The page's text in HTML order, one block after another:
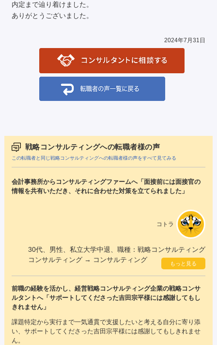
内定まで辿り着けました。
ありがとうございました。
2024年7月31日
戦略コンサルティングへの転職者様の声
この転職者と同じ戦略コンサルティングへの転職者様の声をすべて見てみる
会計事務所からコンサルティングファームへ「面接前には面接官の
情報を共有いただき、それに合わせた対策を立てられました」
コトラ
30代、男性、私立大学中退、職種：戦略コンサルティング
コンサルティング → コンサルティング
もっと見る
前職の経験を活かし、経営戦略コンサルティング企業の戦略コンサ
ルタントへ「サポートしてくださった吉田宗平様には感謝してもし
きれません」
課題特定から実行まで一気通貫で支援したいと考える自分に寄り添
い、サポートしてくださった吉田宗平様には感謝してもしきれませ
ん。